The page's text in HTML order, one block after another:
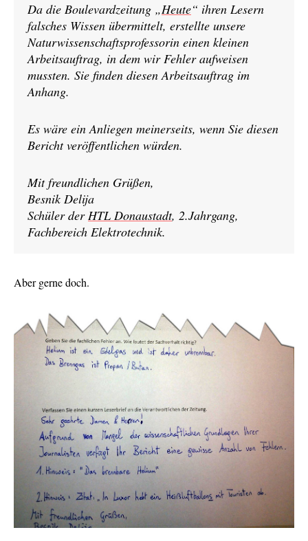
Da die Boulevardzeitung „Heute“ ihren Lesern
falsches Wissen übermittelt, erstellte unsere
Naturwissenschaftsprofessorin einen kleinen
Arbeitsauftrag, in dem wir Fehler aufweisen
mussten. Sie finden diesen Arbeitsauftrag im
Anhang.
Es wäre ein Anliegen meinerseits, wenn Sie diesen
Bericht veröffentlichen würden.
Mit freundlichen Grüßen,
Besnik Delija
Schüler derHTL Donaustadt, 2.Jahrgang,
Fachbereich Elektrotechnik.
Aber gerne doch.